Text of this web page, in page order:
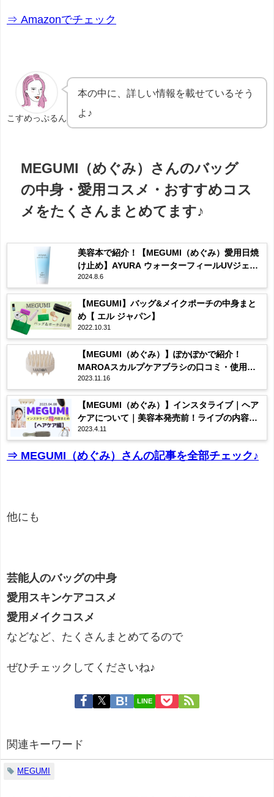
⇒ Amazonでチェック
こすめっぷるん
本の中に、詳しい情報を載せているそう
よ♪
MEGUMI（めぐみ）さんのバッグ
の中身・愛用コスメ・おすすめコス
メをたくさんまとめてます♪
美容本で紹介！【MEGUMI（めぐみ）愛用日焼
け止め】AYURA ウォーターフィールUVジェルα
の使用感・購入先は？まとめ♡
2024.8.6
【MEGUMI】バッグ&メイクポーチの中身まと
め【 エル ジャパン】
2022.10.31
【MEGUMI（めぐみ）】ぽかぽかで紹介！
MAROAスカルプケアブラシの口コミ・使用
感・購入先は？まとめ♡
2023.11.16
【MEGUMI（めぐみ）】インスタライブ｜ヘア
ケアについて｜美容本発売前！ライブの内容全
まとめ♡2023/04/08
2023.4.11
⇒ MEGUMI（めぐみ）さんの記事を全部チェック♪
他にも
芸能人のバッグの中身
愛用スキンケアコスメ
愛用メイクコスメ
などなど、たくさんまとめてるので
ぜひチェックしてくださいね♪
LINE
関連キーワード
MEGUMI